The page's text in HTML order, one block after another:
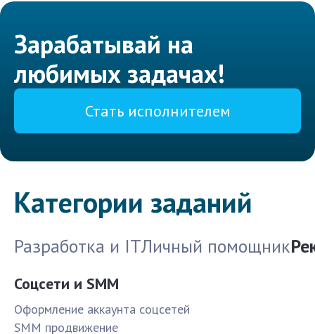
Зарабатывай на
любимых задачах!
Стать исполнителем
Категории заданий
Разработка и ITЛичный помощник
Соцсети и SMM
Оформление аккаунта соцсетей
SMM продвижение